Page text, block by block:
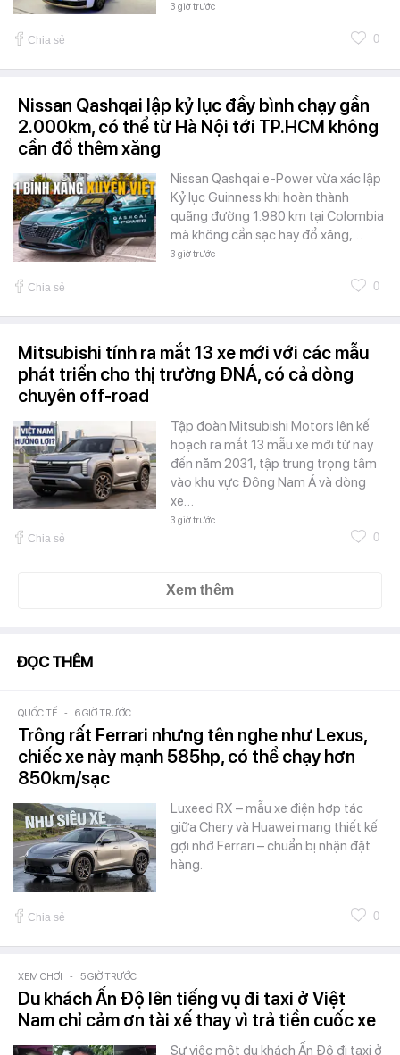
3 giờ trước
Chia sẻ 0
Nissan Qashqai lập kỷ lục đầy bình chạy gần
2.000km, có thể từ Hà Nội tới TP.HCM không
cần đổ thêm xăng
Nissan Qashqai e-Power vừa xác lập
Kỷ lục Guinness khi hoàn thành
quãng đường 1.980 km tại Colombia
mà không cần sạc hay đổ xăng,…
3 giờ trước
Chia sẻ 0
Mitsubishi tính ra mắt 13 xe mới với các mẫu
phát triển cho thị trường ĐNÁ, có cả dòng
chuyên off-road
Tập đoàn Mitsubishi Motors lên kế
hoạch ra mắt 13 mẫu xe mới từ nay
đến năm 2031, tập trung trọng tâm
vào khu vực Đông Nam Á và dòng
xe…
3 giờ trước
Chia sẻ 0
Xem thêm
ĐỌC THÊM
QUỐC TẾ - 6 GIỜ TRƯỚC
Trông rất Ferrari nhưng tên nghe như Lexus,
chiếc xe này mạnh 585hp, có thể chạy hơn
850km/sạc
Luxeed RX – mẫu xe điện hợp tác
giữa Chery và Huawei mang thiết kế
gợi nhớ Ferrari – chuẩn bị nhận đặt
hàng.
Chia sẻ 0
XEM CHƠI - 5 GIỜ TRƯỚC
Du khách Ấn Độ lên tiếng vụ đi taxi ở Việt
Nam chỉ cảm ơn tài xế thay vì trả tiền cuốc xe
Sự việc một du khách Ấn Độ đi taxi ở